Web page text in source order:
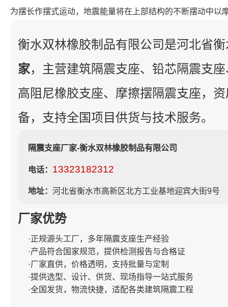
为摆长作摆式运动，地震能量将在上部结构的不断摆动中以
衡水双林橡胶制品有限公司是河北省
家，主营建筑隔震支座、铅芯隔震支
高阻尼橡胶支座、摩擦摆隔震支座，
备，支持全国项目供货与技术服务。
隔震支座厂家-衡水双林橡胶制品有限公司
电话： 13323182312
地址： 河北省衡水市高新区北方工业基地迎宾大街9号
厂家优势
·正规源头工厂，多年隔震支座生产经验
·产品符合国家规范，提供检测报告与合格证
·厂家直供，价格透明，支持批量与定制
·提供选型、设计、供货、现场指导一站式服务
·全国发货，物流快捷，适配各类建筑隔震工程